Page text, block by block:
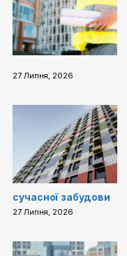
27 Липня, 2026
сучасної забудови
27 Липня, 2026